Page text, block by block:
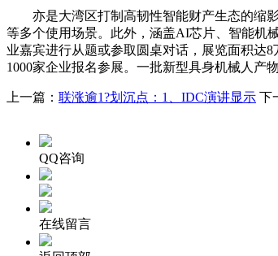
亦是大湾区打制高韧性智能财产生态的缩影
等多个使用场景。此外，涵盖AI芯片、智能机
业嘉宾进行从题或参取圆桌对话，展览面积达
1000家企业报名参展。一批新型具身机械人产物
上一篇： 联涨逾1?划沉点：1、IDC演讲显示 下
QQ咨询
在线留言